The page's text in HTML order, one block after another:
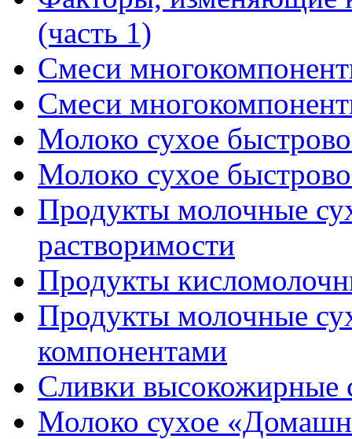
(часть 1)
Смеси
Смеси
Молоко сухое
Молоко сухое
Продукты молочные
растворимости
Продукты
Продукты молочные
компонентами
Сливки высокожирные
Молоко сухое